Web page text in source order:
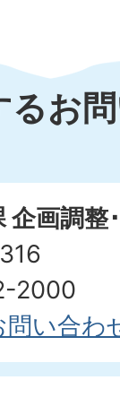
るお
企画調整
2000
問い合わ